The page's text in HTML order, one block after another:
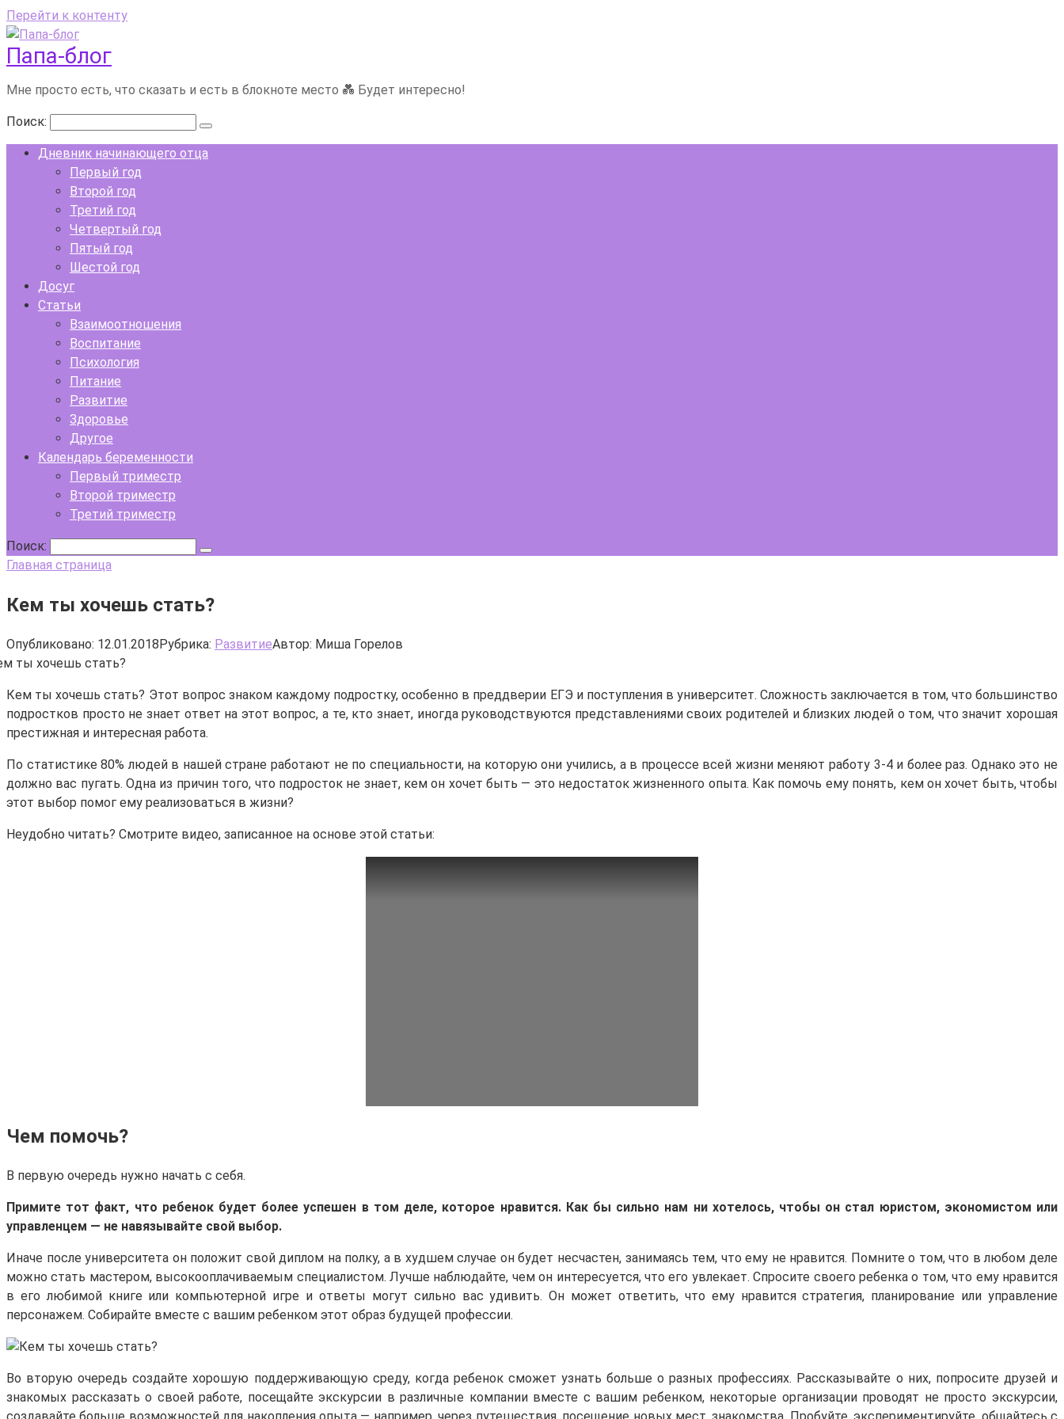
Перейти к контенту
Папа-блог
Мне просто есть, что сказать и есть в блокноте место 💑 Будет интересно!
Поиск:
Дневник начинающего отца
Первый год
Второй год
Третий год
Четвертый год
Пятый год
Шестой год
Досуг
Статьи
Взаимоотношения
Воспитание
Психология
Питание
Развитие
Здоровье
Другое
Календарь беременности
Первый триместр
Второй триместр
Третий триместр
Поиск:
Главная страница
Кем ты хочешь стать?
Опубликовано: 12.01.2018Рубрика: РазвитиеАвтор: Миша Горелов
Кем ты хочешь стать? Этот вопрос знаком каждому подростку, особенно в преддверии ЕГЭ и поступления в университет. Сложность заключается в том, что большинство
подростков просто не знает ответ на этот вопрос, а те, кто знает, иногда руководствуются представлениями своих родителей и близких людей о том, что значит хорошая
престижная и интересная работа.
По статистике 80% людей в нашей стране работают не по специальности, на которую они учились, а в процессе всей жизни меняют работу 3-4 и более раз. Однако это не
должно вас пугать. Одна из причин того, что подросток не знает, кем он хочет быть — это недостаток жизненного опыта. Как помочь ему понять, кем он хочет быть, чтобы
этот выбор помог ему реализоваться в жизни?
Неудобно читать? Смотрите видео, записанное на основе этой статьи:
Чем помочь?
В первую очередь нужно начать с себя.
Примите тот факт, что ребенок будет более успешен в том деле, которое нравится. Как бы сильно нам ни хотелось, чтобы он стал юристом, экономистом или
управленцем — не навязывайте свой выбор.
Иначе после университета он положит свой диплом на полку, а в худшем случае он будет несчастен, занимаясь тем, что ему не нравится. Помните о том, что в любом деле
можно стать мастером, высокооплачиваемым специалистом. Лучше наблюдайте, чем он интересуется, что его увлекает. Спросите своего ребенка о том, что ему нравится
в его любимой книге или компьютерной игре и ответы могут сильно вас удивить. Он может ответить, что ему нравится стратегия, планирование или управление
персонажем. Собирайте вместе с вашим ребенком этот образ будущей профессии.
Во вторую очередь создайте хорошую поддерживающую среду, когда ребенок сможет узнать больше о разных профессиях. Рассказывайте о них, попросите друзей и
знакомых рассказать о своей работе, посещайте экскурсии в различные компании вместе с вашим ребенком, некоторые организации проводят не просто экскурсии,
создавайте больше возможностей для накопления опыта — например, через путешествия, посещение новых мест, знакомства. Пробуйте, экспериментируйте, общайтесь с